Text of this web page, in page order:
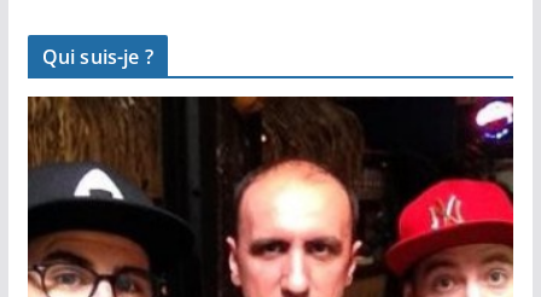
Qui suis-je ?